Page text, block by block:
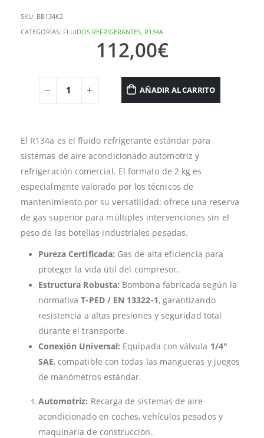
SKU: BB134K2
CATEGORÍAS: FLUIDOS REFRIGERANTES R134A
112,00€
AÑADIR AL CARRITO
El R134a es el fluido refrigerante estándar para
sistemas de aire acondicionado automotriz y
refrigeración comercial. El formato de 2 kg es
especialmente valorado por los técnicos de
mantenimiento por su versatilidad: ofrece una reserva
de gas superior para múltiples intervenciones sin el
peso de las botellas industriales pesadas.
Pureza Certificada: Gas de alta eficiencia para
proteger la vida útil del compresor.
Estructura Robusta: Bombona fabricada según la
normativaT-PED / EN 13322-1, garantizando
resistencia a altas presiones y seguridad total
durante el transporte.
Conexión Universal: Equipada con válvula 1/4″
SAE, compatible con todas las mangueras y juegos
de manómetros estándar.
Automotriz: Recarga de sistemas de aire
acondicionado en coches, vehículos pesados y
maquinaria de construcción.